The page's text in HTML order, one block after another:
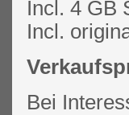
Incl. 4 GB
Incl.
Bei